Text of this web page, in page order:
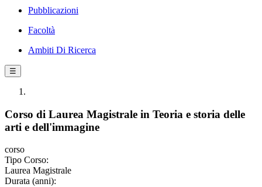
Pubblicazioni
Facoltà
Ambiti Di Ricerca
☰
Corso di Laurea Magistrale in Teoria e storia delle
arti e dell'immagine
corso
Tipo Corso:
Laurea Magistrale
Durata (anni):